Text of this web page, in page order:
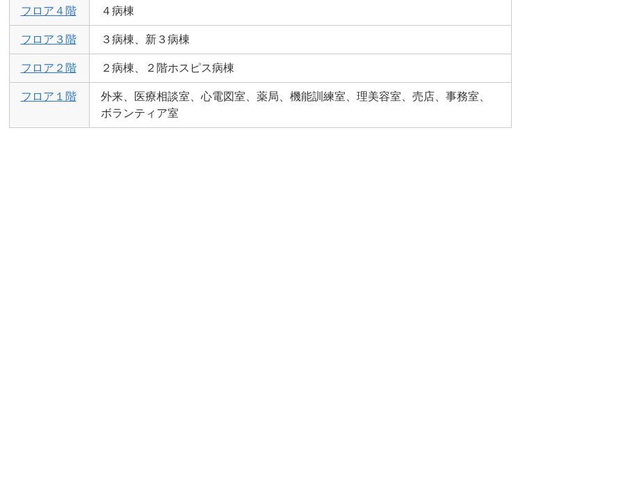
フロア４階 ４病棟
フロア３階 ３病棟、新３病棟
フロア２階 ２病棟、２階ホスピス病棟
フロア１階
外来、医療相談室、心電図室、薬局、機能訓練室、理美容室、売店、事務室、
ボランティア室